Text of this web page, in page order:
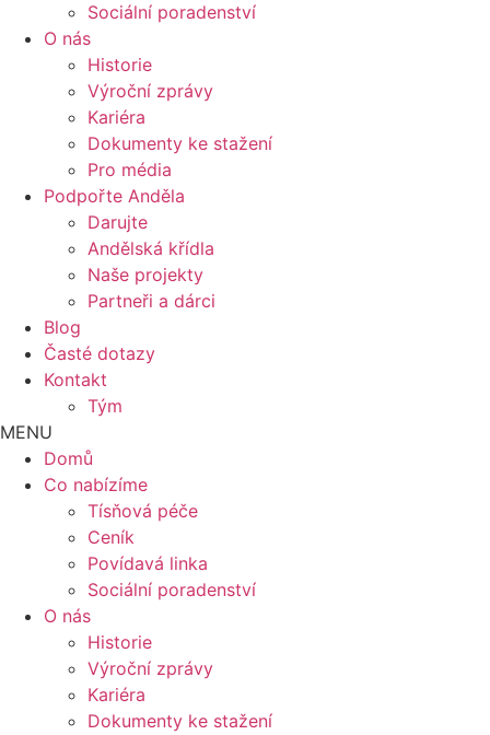
Sociální poradenství
O nás
Historie
Výroční zprávy
Kariéra
Dokumenty ke stažení
Pro média
Podpořte Anděla
Darujte
Andělská křídla
Naše projekty
Partneři a dárci
Blog
Časté dotazy
Kontakt
Tým
MENU
Domů
Co nabízíme
Tísňová péče
Ceník
Povídavá linka
Sociální poradenství
O nás
Historie
Výroční zprávy
Kariéra
Dokumenty ke stažení